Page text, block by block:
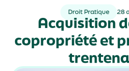
Droit Pratique 28
Acquisition
copropriété et